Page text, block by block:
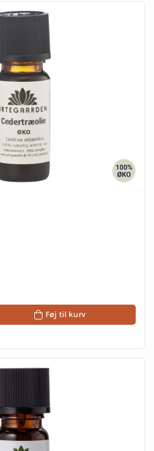
Føj til kurv